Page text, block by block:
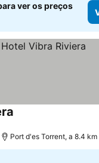
ver os preços
Port d'es Torrent, a 8.4